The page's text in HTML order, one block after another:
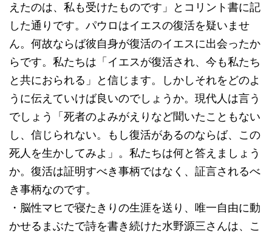
えたのは、私も受けたものです」とコリント書に記
した通りです。パウロはイエスの復活を疑いませ
ん。何故ならば彼自身が復活のイエスに出会ったか
らです。私たちは「イエスが復活され、今も私たち
と共におられる」と信じます。しかしそれをどのよ
うに伝えていけば良いのでしょうか。現代人は言う
でしょう「死者のよみがえりなど聞いたこともない
し、信じられない。もし復活があるのならば、この
死人を生かしてみよ」。私たちは何と答えましょう
か。復活は証明すべき事柄ではなく、証言されるべ
き事柄なのです。
・脳性マヒで寝たきりの生涯を送り、唯一自由に動
かせるまぶたで詩を書き続けた水野源三さんは、こ